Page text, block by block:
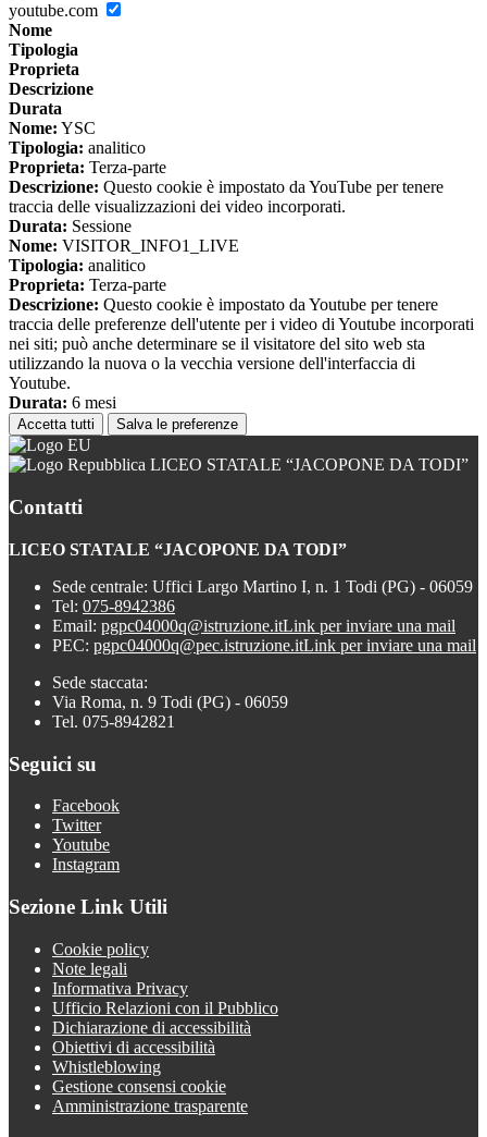
youtube.com
Nome
Tipologia
Proprieta
Descrizione
Durata
Nome: YSC
Tipologia: analitico
Proprieta: Terza-parte
Descrizione: Questo cookie è impostato da YouTube per tenere
traccia delle visualizzazioni dei video incorporati.
Durata: Sessione
Nome: VISITOR_INFO1_LIVE
Tipologia: analitico
Proprieta: Terza-parte
Descrizione: Questo cookie è impostato da Youtube per tenere
traccia delle preferenze dell'utente per i video di Youtube incorporati
nei siti; può anche determinare se il visitatore del sito web sta
utilizzando la nuova o la vecchia versione dell'interfaccia di
Youtube.
Durata: 6 mesi
Accetta tutti Salva le preferenze
LICEO STATALE “JACOPONE DA TODI”
Contatti
LICEO STATALE “JACOPONE DA TODI”
Sede centrale: Uffici Largo Martino I, n. 1 Todi (PG) - 06059
Tel: 075-8942386
Email: pgpc04000q@istruzione.itLink per inviare una mail
PEC: pgpc04000q@pec.istruzione.itLink per inviare una mail
Sede staccata:
Via Roma, n. 9 Todi (PG) - 06059
Tel. 075-8942821
Seguici su
Facebook
Twitter
Youtube
Instagram
Sezione Link Utili
Cookie policy
Note legali
Informativa Privacy
Ufficio Relazioni con il Pubblico
Dichiarazione di accessibilità
Obiettivi di accessibilità
Whistleblowing
Gestione consensi cookie
Amministrazione trasparente